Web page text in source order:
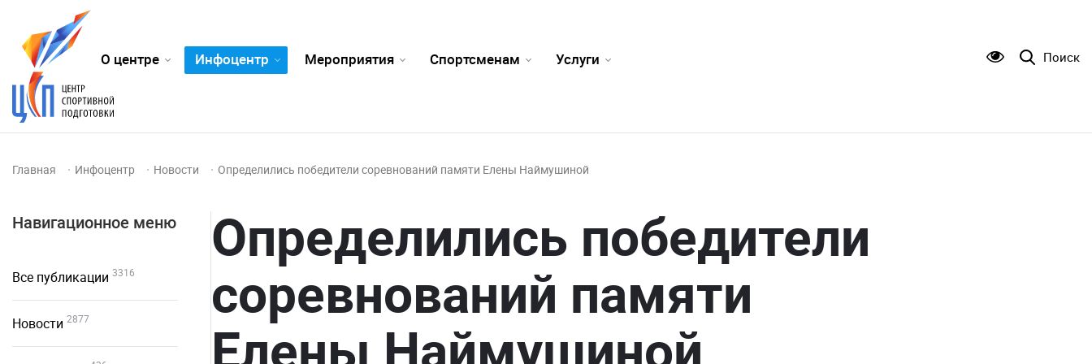
О центре Инфоцентр Мероприятия Спортсменам Услуги Поиск
Главная Инфоцентр Новости Определились победители соревнований памяти Елены Наймушиной
Навигационное меню
Все публикации 3316
Новости 2877
Определились победители
соревнований памяти
Елены Наймушиной